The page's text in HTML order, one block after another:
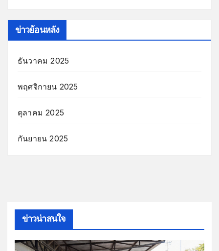
ข่าวย้อนหลัง
ธันวาคม 2025
พฤศจิกายน 2025
ตุลาคม 2025
กันยายน 2025
ข่าวน่าสนใจ